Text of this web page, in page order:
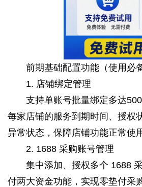
前期基础配置功能（使用必备
1. 店铺绑定管理
支持单账号批量绑定多达500
每家店铺的服务到期时间、授权
异常状态，保障店铺功能正常使
2. 1688 采购账号管理
集中添加、授权多个 1688 采
付两大资金功能，实现零垫付采